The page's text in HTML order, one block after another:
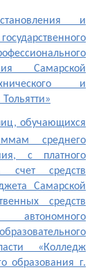
и
Самарской
и
обучающихся
среднего
с платного
средств
Самарской
средств
«Колледж
образования г.